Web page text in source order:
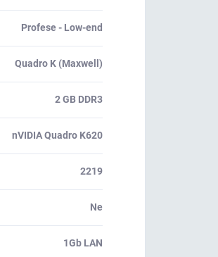
Profese - Low-end
Quadro K (Maxwell)
2 GB DDR3
nVIDIA Quadro K620
2219
Ne
1Gb LAN